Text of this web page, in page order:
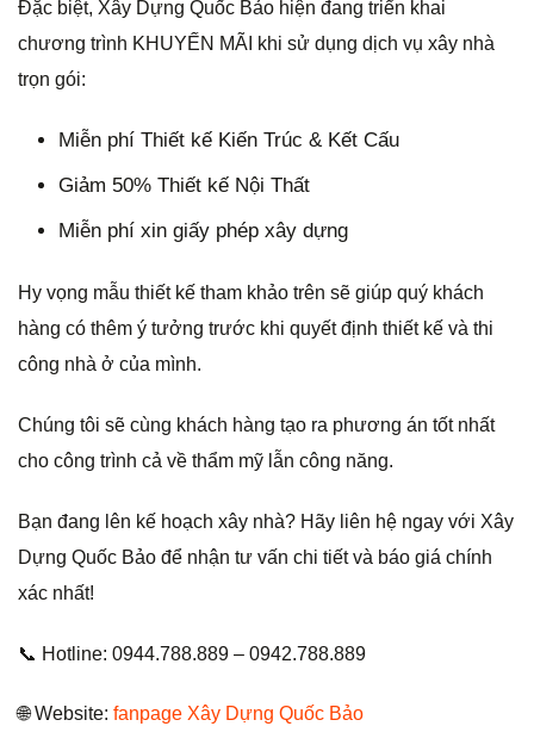
Đặc biệt, Xây Dựng Quốc Bảo hiện đang triển khai
chương trình KHUYẾN MÃI khi sử dụng dịch vụ xây nhà
trọn gói:
Miễn phí Thiết kế Kiến Trúc & Kết Cấu
Giảm 50% Thiết kế Nội Thất
Miễn phí xin giấy phép xây dựng
Hy vọng mẫu thiết kế tham khảo trên sẽ giúp quý khách
hàng có thêm ý tưởng trước khi quyết định thiết kế và thi
công nhà ở của mình.
Chúng tôi sẽ cùng khách hàng tạo ra phương án tốt nhất
cho công trình cả về thẩm mỹ lẫn công năng.
Bạn đang lên kế hoạch xây nhà? Hãy liên hệ ngay với Xây
Dựng Quốc Bảo để nhận tư vấn chi tiết và báo giá chính
xác nhất!
📞 Hotline: 0944.788.889 – 0942.788.889
🌐 Website: fanpage Xây Dựng Quốc Bảo